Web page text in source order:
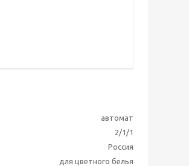
автомат
2/1/1
Россия
для цветного белья